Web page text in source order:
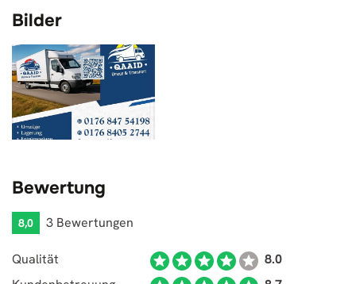
Bilder
Bewertung
8,0 3 Bewertungen
Qualität
8.0